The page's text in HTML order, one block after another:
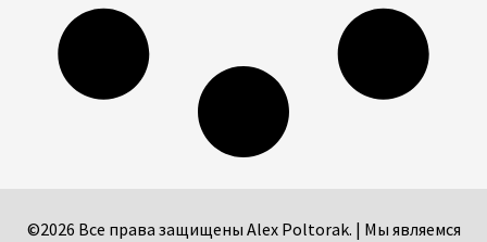
©2026 Все права защищены Alex Poltorak. | Мы являемся